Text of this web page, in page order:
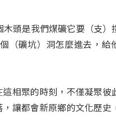
頭是我們煤礦它要（支）
（礦坑）洞怎麼進去，給
相聚的時刻，不僅凝聚彼
讓都會新原鄉的文化歷史